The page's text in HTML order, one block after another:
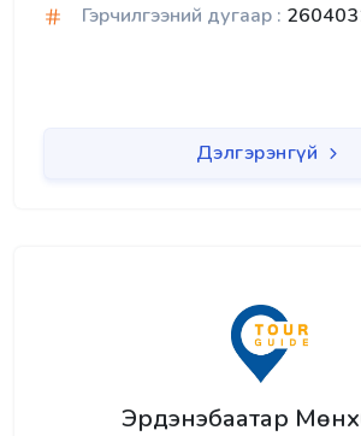
Гэрчилгээний дугаар :
Дэлгэрэнгүй
Эрдэнэбаатар